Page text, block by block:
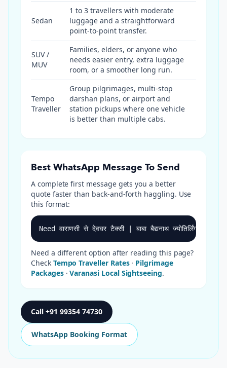
Sedan
1 to 3 travellers with moderate
luggage and a straightforward
point-to-point transfer.
SUV /
MUV
Families, elders, or anyone who
needs easier entry, extra luggage
room, or a smoother long run.
Tempo
Traveller
Group pilgrimages, multi-stop
darshan plans, or airport and
station pickups where one vehicle
is better than multiple cabs.
Best WhatsApp Message To Send
A complete first message gets you a better
quote faster than back-and-forth haggling. Use
this format:
Need वाराणसी से देवघर टैक्सी | बाबा बैद्यनाथ
Need a different option after reading this page?
Check Tempo Traveller Rates· Pilgrimage
Packages·Varanasi Local Sightseeing.
Call +91 99354 74730
WhatsApp Booking Format